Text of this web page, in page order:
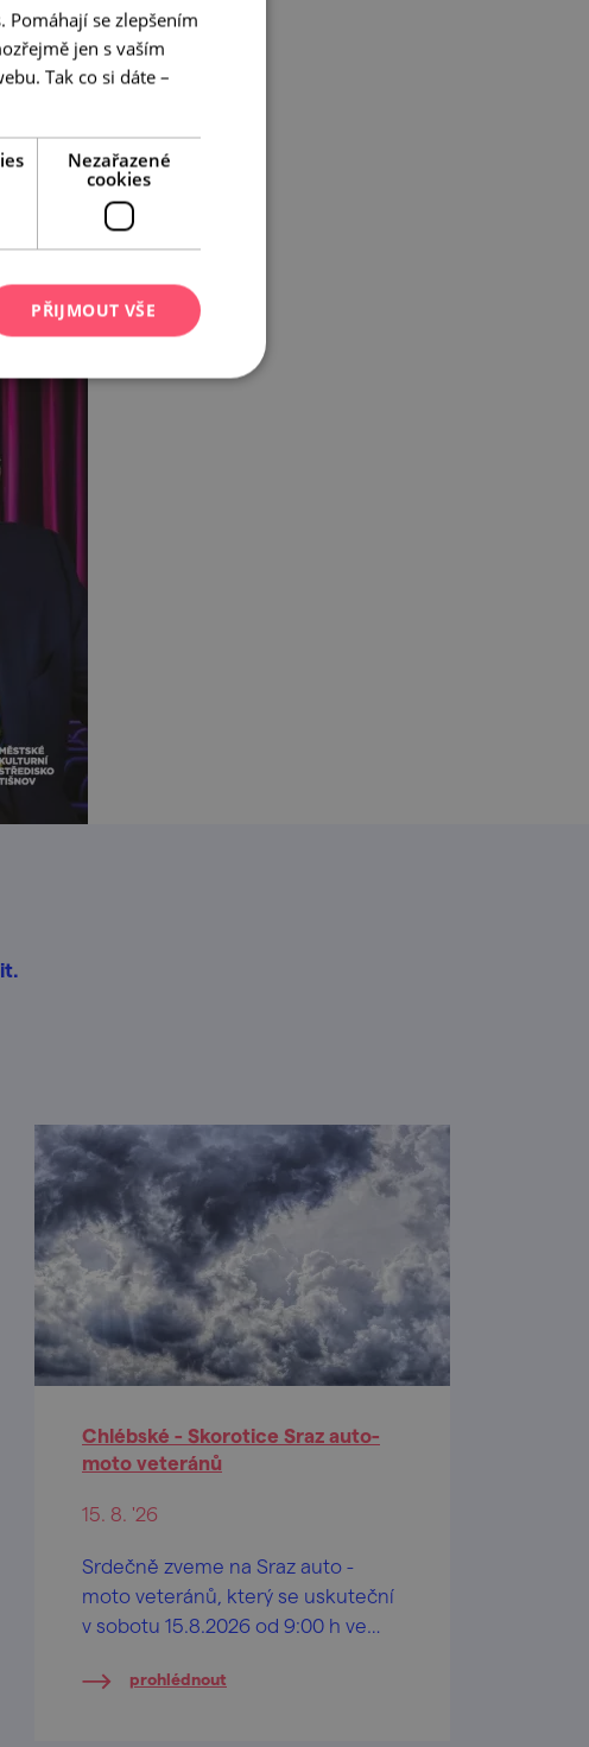
Chlébské - Skorotice Sraz auto-
moto veteránů
15. 8. '26
Srdečně zveme na Sraz auto -
moto veteránů, který se uskuteční
v sobotu 15.8.2026 od 9:00 h ve
Chlébské).prohlédnout
Pomáhají se zlepšením
jen s vaším
Tak co si dáte –
Nezařazené
cookies
PŘIJMOUT VŠE